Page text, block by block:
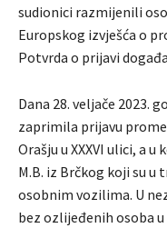
sudionici razmijenili
Europskog izvješća o
Potvrda o prijavi
Dana 28. veljače 2023.
zaprimila prijavu
Orašju u XXXVI ulici, a u
M.B. iz Brčkog koji su
osobnim vozilima. U
bez ozlijeđenih osoba